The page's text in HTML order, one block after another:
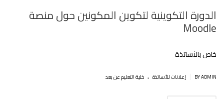
الدورة التكوينية لتكوين المكونين حول منصة
Moodle
خاص باﻷساتذة
BY ADMIN إعلانات للأساتذة . خلية التعليم عن بعد